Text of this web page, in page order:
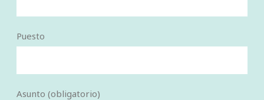
Puesto
Asunto (obligatorio)